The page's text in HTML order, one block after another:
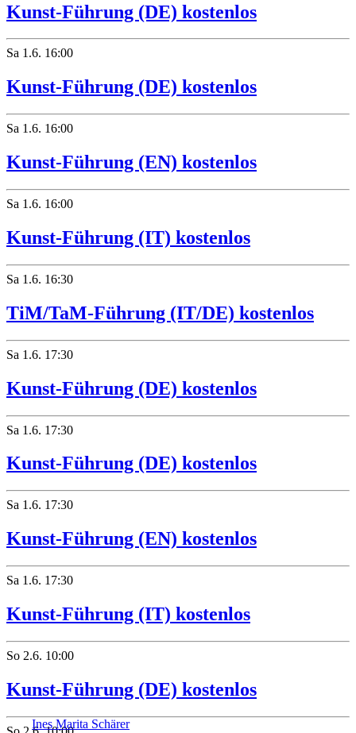
Kunst-Führung (DE) kostenlos
Sa 1.6. 16:00
Kunst-Führung (DE) kostenlos
Sa 1.6. 16:00
Kunst-Führung (EN) kostenlos
Sa 1.6. 16:00
Kunst-Führung (IT) kostenlos
Sa 1.6. 16:30
TiM/TaM-Führung (IT/DE) kostenlos
Sa 1.6. 17:30
Kunst-Führung (DE) kostenlos
Sa 1.6. 17:30
Kunst-Führung (DE) kostenlos
Sa 1.6. 17:30
Kunst-Führung (EN) kostenlos
Sa 1.6. 17:30
Kunst-Führung (IT) kostenlos
So 2.6. 10:00
Kunst-Führung (DE) kostenlos
Ines Marita Schärer